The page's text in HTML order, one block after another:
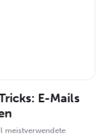
E-Mails
meistverwendete